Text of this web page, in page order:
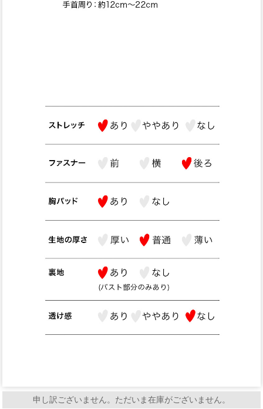
申し訳ございません。ただいま在庫がございません。